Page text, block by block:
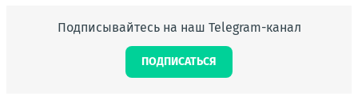
Подписывайтесь на наш Telegram-канал
ПОДПИСАТЬСЯ